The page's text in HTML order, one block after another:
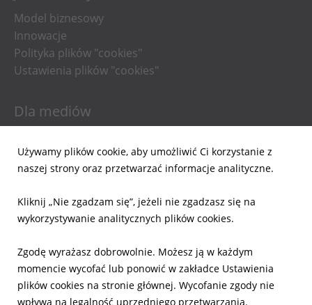
Model biznesowy
Innowacje
Polityka plików "cookies"
Ustawienia plików "cookies"
Dla mediów
Materiały do pobrania
Powiadomienia email
Dla inwestorów
Raporty bieżące
Ład Korporacyjny
Akcje
Używamy plików cookie, aby umożliwić Ci korzystanie z
naszej strony oraz przetwarzać informacje analityczne.
Kliknij „Nie zgadzam się”, jeżeli nie zgadzasz się na
wykorzystywanie analitycznych plików cookies.
Zgodę wyrażasz dobrowolnie. Możesz ją w każdym
momencie wycofać lub ponowić w zakładce Ustawienia
plików cookies na stronie głównej. Wycofanie zgody nie
wpływa na legalność uprzedniego przetwarzania.